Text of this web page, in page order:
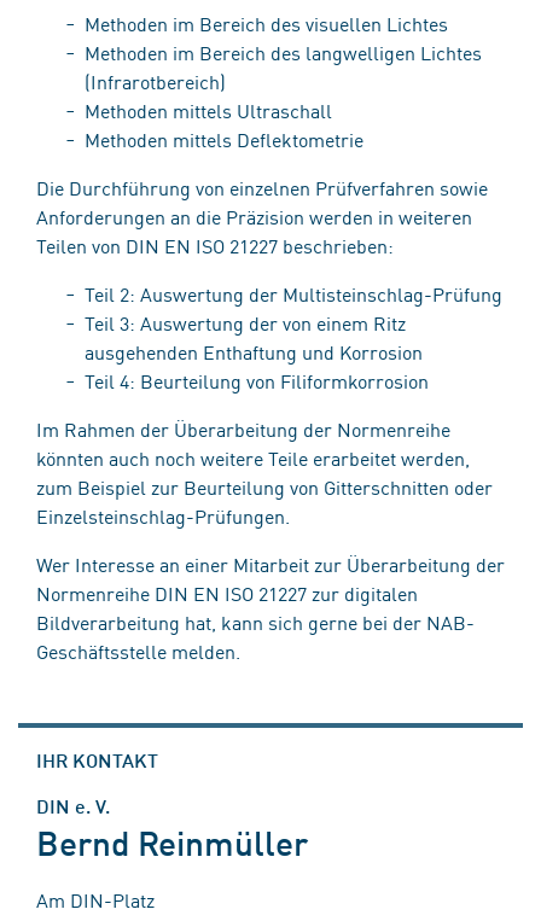
Methoden im Bereich des visuellen Lichtes
Methoden im Bereich des langwelligen Lichtes
(Infrarotbereich)
Methoden mittels Ultraschall
Methoden mittels Deflektometrie
Die Durchführung von einzelnen Prüfverfahren sowie
Anforderungen an die Präzision werden in weiteren
Teilen von DIN EN ISO 21227 beschrieben:
Teil 2: Auswertung der Multisteinschlag-Prüfung
Teil 3: Auswertung der von einem Ritz
ausgehenden Enthaftung und Korrosion
Teil 4: Beurteilung von Filiformkorrosion
Im Rahmen der Überarbeitung der Normenreihe
könnten auch noch weitere Teile erarbeitet werden,
zum Beispiel zur Beurteilung von Gitterschnitten oder
Einzelsteinschlag-Prüfungen.
Wer Interesse an einer Mitarbeit zur Überarbeitung der
Normenreihe DIN EN ISO 21227 zur digitalen
Bildverarbeitung hat, kann sich gerne bei der NAB-
Geschäftsstelle melden.
IHR KONTAKT
DIN e. V.
Bernd Reinmüller
Am DIN-Platz